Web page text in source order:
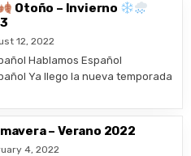
Otoño – Invierno
12, 2022
Hablamos Español
Ya llego la nueva temporada
– Verano 2022
4, 2022